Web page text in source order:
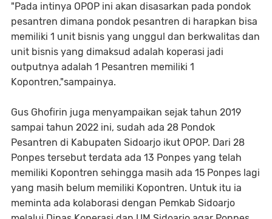
"Pada intinya OPOP ini akan disasarkan pada pondok
pesantren dimana pondok pesantren di harapkan bisa
memiliki 1 unit bisnis yang unggul dan berkwalitas dan
unit bisnis yang dimaksud adalah koperasi jadi
outputnya adalah 1 Pesantren memiliki 1
Kopontren,"sampainya.
Gus Ghofirin juga menyampaikan sejak tahun 2019
sampai tahun 2022 ini, sudah ada 28 Pondok
Pesantren di Kabupaten Sidoarjo ikut OPOP. Dari 28
Ponpes tersebut terdata ada 13 Ponpes yang telah
memiliki Kopontren sehingga masih ada 15 Ponpes lagi
yang masih belum memiliki Kopontren. Untuk itu ia
meminta ada kolaborasi dengan Pemkab Sidoarjo